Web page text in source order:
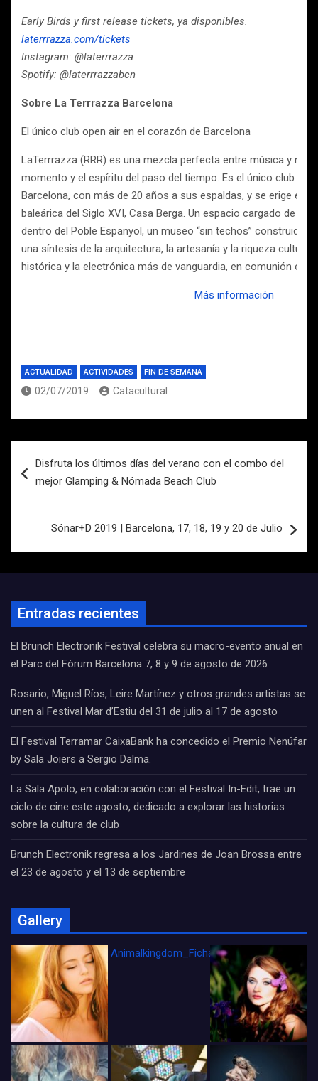
Early Birds y first release tickets, ya disponibles.
laterrrazza.com/tickets
Instagram: @laterrrazza
Spotify: @laterrrazzabcn
Sobre La Terrrazza Barcelona
El único club open air en el corazón de Barcelona
LaTerrrazza (RRR) es una mezcla perfecta entre música y
momento y el espíritu del paso del tiempo. Es el único club
Barcelona, con más de 20 años a sus espaldas, y se erige en
baleárica del Siglo XVI, Casa Berga. Un espacio cargado de
dentro del Poble Espanyol, un museo “sin techos” construido
una síntesis de la arquitectura, la artesanía y la riqueza cultural
histórica y la electrónica más de vanguardia, en comunión en
Más información
ACTUALIDAD ACTIVIDADES FIN DE SEMANA
02/07/2019 Catacultural
de
Disfruta los últimos días del verano con el combo del
mejor Glamping & Nómada Beach Club
Sónar+D 2019 | Barcelona, 17, 18, 19 y 20 de Julio
Entradas recientes
El Brunch Electronik Festival celebra su macro-evento anual en
el Parc del Fòrum Barcelona 7, 8 y 9 de agosto de 2026
Rosario, Miguel Ríos, Leire Martínez y otros grandes artistas se
unen al Festival Mar d’Estiu del 31 de julio al 17 de agosto
El Festival Terramar CaixaBank ha concedido el Premio Nenúfar
by Sala Joiers a Sergio Dalma.
La Sala Apolo, en colaboración con el Festival In-Edit, trae un
ciclo de cine este agosto, dedicado a explorar las historias
sobre la cultura de club
Brunch Electronik regresa a los Jardines de Joan Brossa entre
el 23 de agosto y el 13 de septiembre
Gallery
Animalkingdom_FichaCine